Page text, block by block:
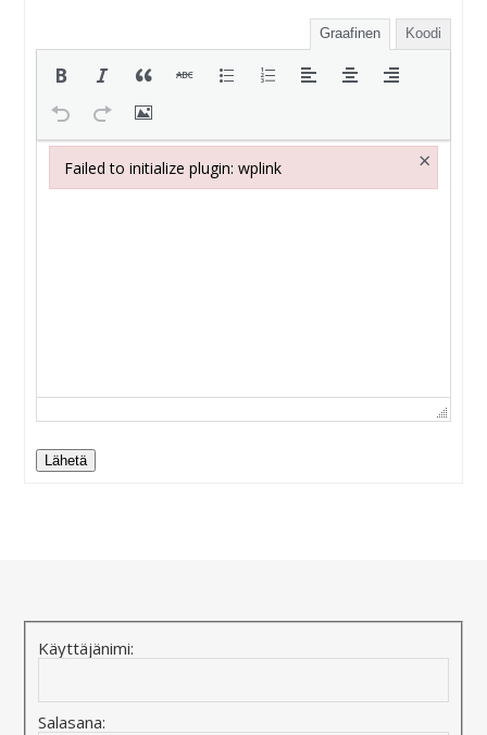
Graafinen Koodi
Lähetä
Käyttäjänimi:
Salasana:
Failed to initialize plugin: wplink ×
Failed to initialize plugin: wplink